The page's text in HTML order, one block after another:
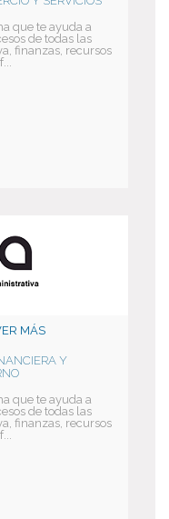
que te ayuda a
de todas las
finanzas, recursos
MÁS
Y
que te ayuda a
de todas las
finanzas, recursos